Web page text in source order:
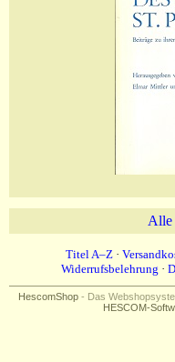
Alle
Titel A–Z ·
Widerrufsbelehrung ·
HescomShop - Das
HESCOM-